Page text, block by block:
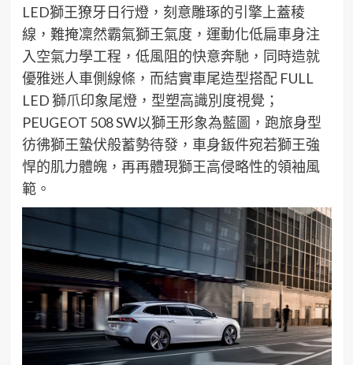
LED獅王獠牙日行燈，刻意雕琢的引擎上蓋稜
線，難掩凜然霸氣獅王氣度，運動化低扁車身注
入空氣力學工程，低風阻的快意奔馳，同時造就
優雅迷人車側線條，而結實車尾造型搭配 FULL
LED 獅爪印象尾燈，型塑高識別度視覺；
PEUGEOT 508 SW以獅王形象為藍圖，跑旅身型
彷彿獅王蟄伏般蓄勢待發，車身鈑件宛若獅王強
悍的肌力體魄，再再體現獅王高侵略性的領袖風
範。